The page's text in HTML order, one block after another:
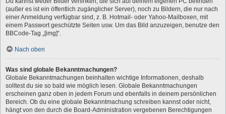
(außer es ist ein öffentlich zugänglicher Server), noch zu Bildern, die nur nach
einer Anmeldung verfügbar sind, z. B. Hotmail- oder Yahoo-Mailboxen, mit
einem Passwort geschützte Seiten usw. Um das Bild anzuzeigen, benutze den
BBCode-Tag „[img]“.
Nach oben
Was sind globale Bekanntmachungen?
Globale Bekanntmachungen beinhalten wichtige Informationen, deshalb
solltest du sie so bald wie möglich lesen. Globale Bekanntmachungen
erscheinen ganz oben in jedem Forum und ebenfalls in deinem persönlichen
Bereich. Ob du eine globale Bekanntmachung schreiben kannst oder nicht,
hängt von den durch die Board-Administration vergebenen Berechtigungen